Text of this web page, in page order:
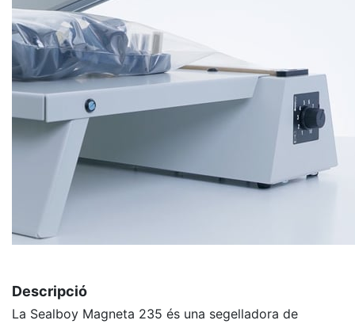
Descripció
La Sealboy Magneta 235 és una segelladora de